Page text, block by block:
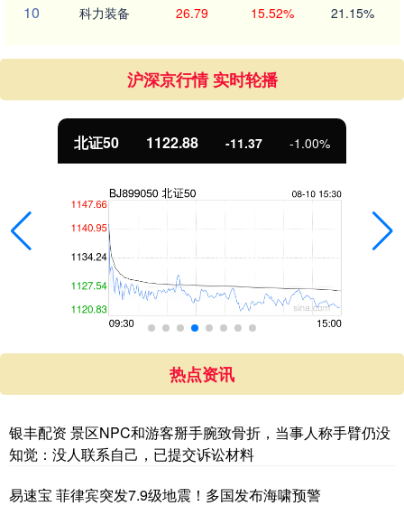
10 科力装备 26.79 15.52% 21.15%
沪深京行情 实时轮播
北证50 1122.88 -11.37 -1.00%
热点资讯
银丰配资 景区NPC和游客掰手腕致骨折，当事人称手臂仍没
知觉：没人联系自己，已提交诉讼材料
易速宝 菲律宾突发7.9级地震！多国发布海啸预警